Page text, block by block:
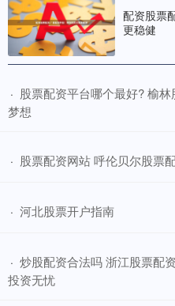
配资股票
更稳健
· 股票配资平台哪个最好? 榆
梦想
· 股票配资网站 呼伦贝尔股票
· ​河北股票开户指南
· 炒股配资合法吗 浙江股票配
投资无忧